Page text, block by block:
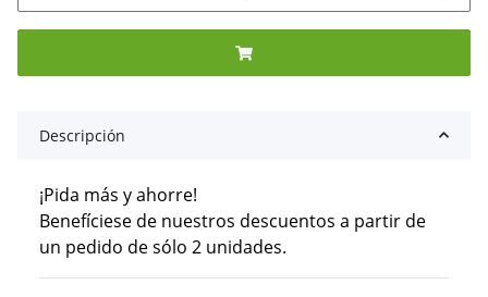
Descripción
¡Pida más y ahorre!
Benefíciese de nuestros descuentos a partir de
un pedido de sólo 2 unidades.